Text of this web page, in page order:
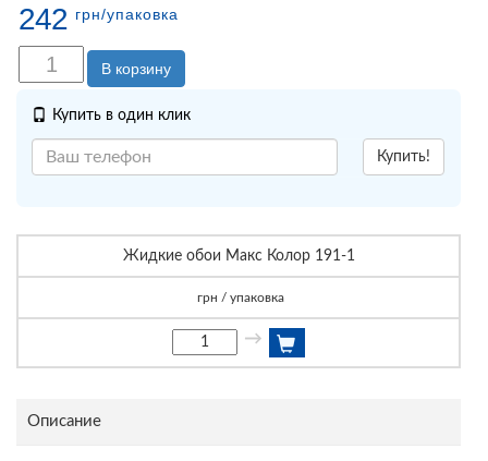
242 грн/упаковка
В корзину
Купить в один клик
Купить!
Жидкие обои Макс Колор 191-1
грн / упаковка
→
Описание